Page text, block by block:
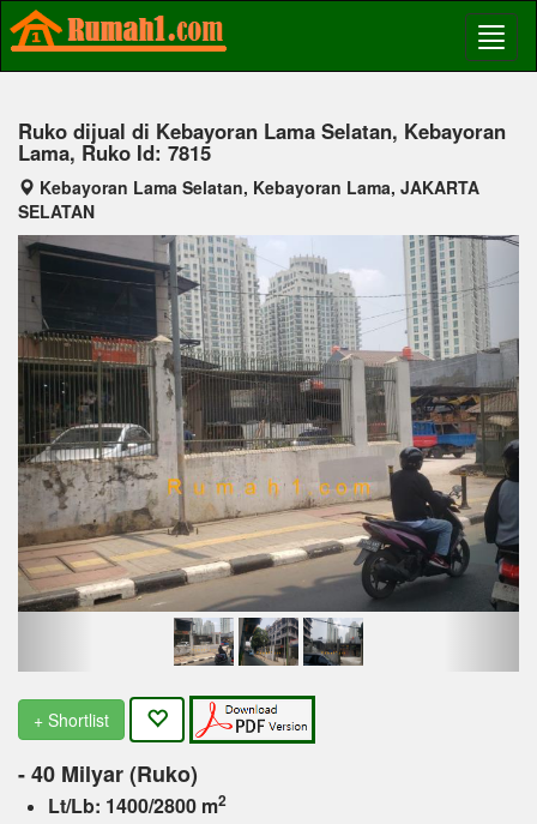
Ruko dijual di Kebayoran Lama Selatan, Kebayoran
Lama, Ruko Id: 7815
Kebayoran Lama Selatan, Kebayoran Lama, JAKARTA
SELATAN
Previous Next
+ Shortlist
- 40 Milyar (Ruko)
Lt/Lb: 1400/2800 m2